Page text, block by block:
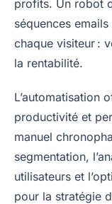
profits. Un robot
séquences
chaque visiteur :
la rentabilité.
L’automatisation
productivité et
manuel
segmentation,
utilisateurs et
pour la stratégie